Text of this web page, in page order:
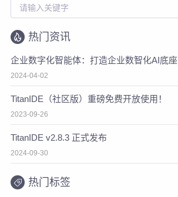
热门资讯
企业数字化智能体：打造企业数智化AI底座
2024-04-02
TitanIDE（社区版）重磅免费开放使用！
2023-09-26
TitanIDE v2.8.3 正式发布
2024-09-30
热门标签